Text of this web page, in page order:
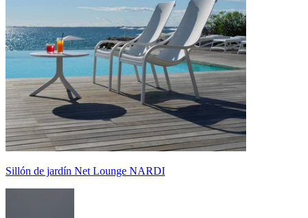
Sillón de jardín Net Lounge NARDI